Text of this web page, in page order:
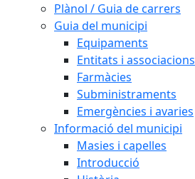
Plànol / Guia de carrers
Guia del municipi
Equipaments
Entitats i associacions
Farmàcies
Subministraments
Emergències i avaries
Informació del municipi
Masies i capelles
Introducció